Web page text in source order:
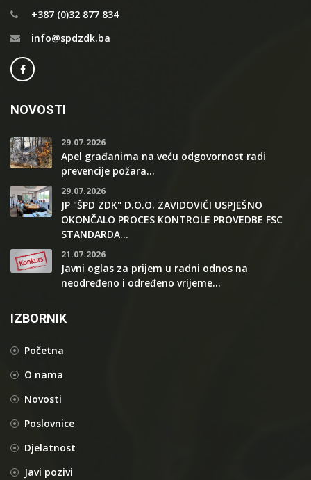
+387 (0)32 877 834
info@spdzdk.ba
NOVOSTI
29.07.2026
Apel građanima na veću odgovornost radi
prevencije požara...
29.07.2026
JP "ŠPD ZDK" D.O.O. ZAVIDOVIĆI USPJEŠNO
OKONČALO PROCES KONTROLE PROVEDBE FSC
STANDARDA...
21.07.2026
Javni oglas za prijem u radni odnos na
neodređeno i određeno vrijeme...
IZBORNIK
Početna
O nama
Novosti
Poslovnice
Djelatnost
Javi pozivi